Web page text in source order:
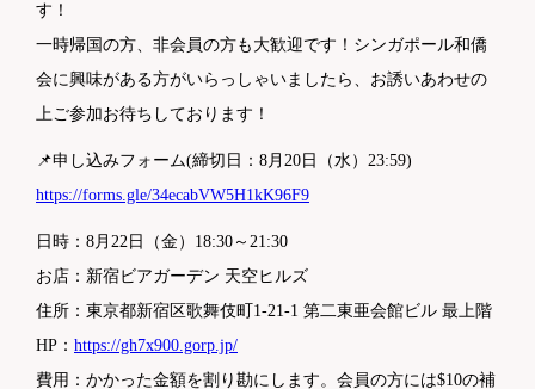
す！
一時帰国の方、非会員の方も大歓迎です！シンガポール和僑
会に興味がある方がいらっしゃいましたら、お誘いあわせの
上ご参加お待ちしております！
📌申し込みフォーム(締切日：8月20日（水）23:59)
https://forms.gle/34ecabVW5H1kK96F9
日時：8月22日（金）18:30～21:30
お店：新宿ビアガーデン 天空ヒルズ
住所：東京都新宿区歌舞伎町1-21-1 第二東亜会館ビル 最上階
HP： https://gh7x900.gorp.jp/
費用：かかった金額を割り勘にします。会員の方には$10の補